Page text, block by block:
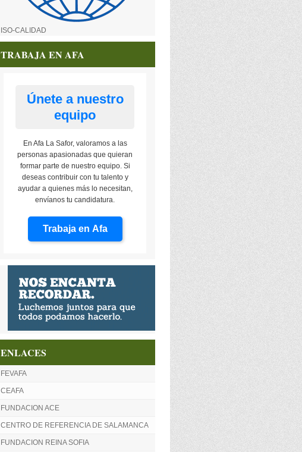
ISO-CALIDAD
TRABAJA EN AFA
Únete a nuestro
equipo
En Afa La Safor, valoramos a las
personas apasionadas que quieran
formar parte de nuestro equipo. Si
deseas contribuir con tu talento y
ayudar a quienes más lo necesitan,
envíanos tu candidatura.
Trabaja en Afa
ENLACES
FEVAFA
CEAFA
FUNDACION ACE
CENTRO DE REFERENCIA DE SALAMANCA
FUNDACION REINA SOFIA